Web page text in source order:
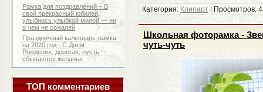
Рамка для поздравлений – В
свой прекрасный юбилей,
улыбнись улыбкой милой — ни
о чем не сожалей
Праздничный календарь-рамка
на 2020 год - С Днем
Рождения, дорогая, пусть
сбываются желанья
ТОП комментариев
Категория: Клипарт| Просмотров:
Школьная фоторамка -
чуть-чуть